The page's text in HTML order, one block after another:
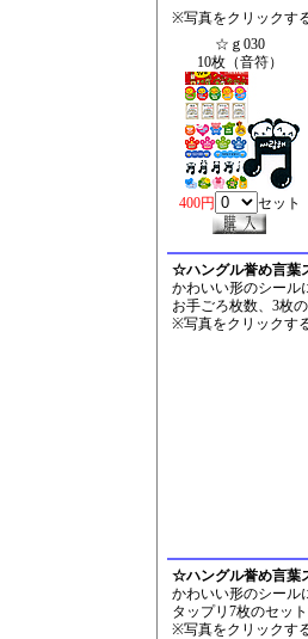
※写真をクリックす
☆ｇ030
10枚（音符）
400円 セット
☆ハングル誉め言葉
かわいい形のシール
お手ごろ枚数、3枚の
※写真をクリックす
☆ハングル誉め言葉
かわいい形のシール
タップリ7枚のセット
※写真をクリックす